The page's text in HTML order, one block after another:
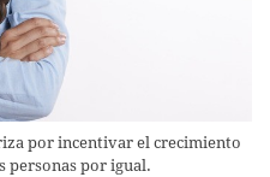
por incentivar el crecimiento
personas por igual.